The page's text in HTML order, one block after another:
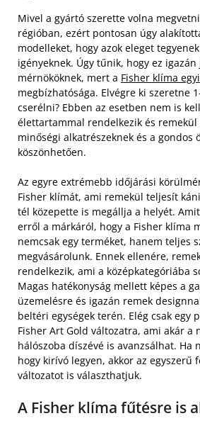
Mivel a gyártó szerette volna
régióban, ezért pontosan úgy
modelleket, hogy azok eleget
igényeknek. Úgy tűnik, hogy ez
mérnököknek, mert a Fisher klíma
megbízhatósága. Elvégre ki szeretne
cserélni? Ebben az esetben nem is
élettartammal rendelkezik és
minőségi alkatrészeknek és a gondos
köszönhetően.
Az egyre extrémebb időjárási
Fisher klímát, ami remekül teljesít
tél közepette is megállja a helyét.
erről a márkáról, hogy a Fisher klíma
nemcsak egy terméket, hanem teljes
megvásárolunk. Ennek ellenére,
rendelkezik, ami a középkategóriába
Magas hatékonyság mellett képes a
üzemelésre és igazán remek
beltéri egységek terén. Elég csak egy
Fisher Art Gold változatra, ami akár a
hálószoba díszévé is avanzsálhat. Ha
hogy kirívó legyen, akkor az egyszerű
változatot is választhatjuk.
A Fisher klíma fűtésre is